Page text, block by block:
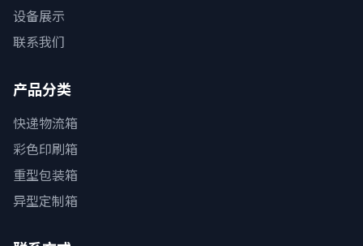
设备展示
联系我们
产品分类
快递物流箱
彩色印刷箱
重型包装箱
异型定制箱